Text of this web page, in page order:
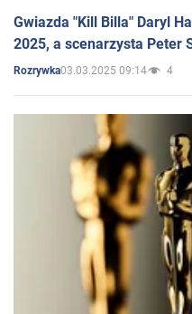
Gwiazda "Kill Billa" Daryl
2025, a scenarzysta Peter
Rozrywka03.03.2025 09:14 4